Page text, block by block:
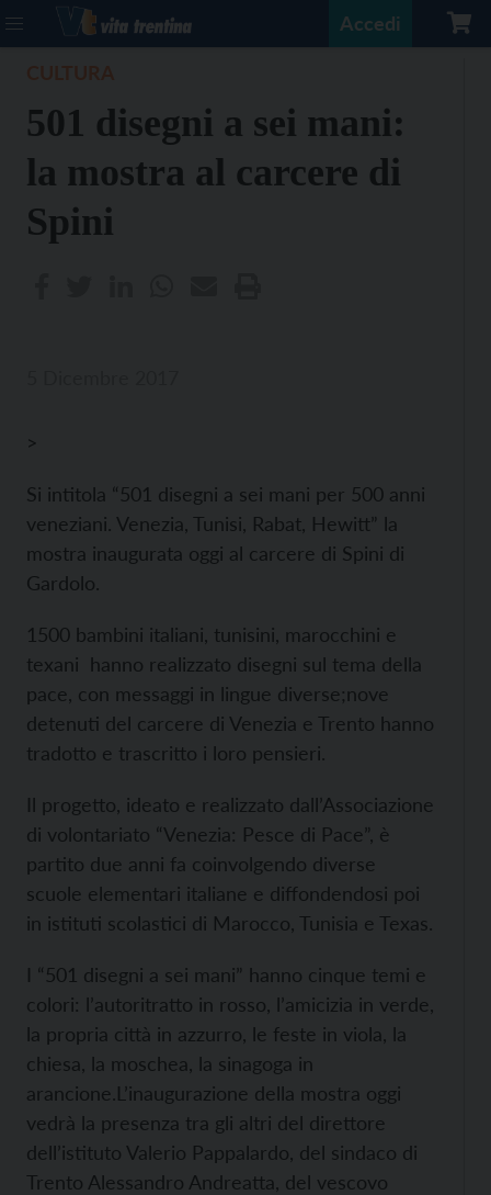
Accedi
501 disegni a sei mani:
la mostra al carcere di
Spini
>
Si intitola “501 disegni a sei mani per 500 anni
veneziani. Venezia, Tunisi, Rabat, Hewitt” la
mostra inaugurata oggi al carcere di Spini di
Gardolo.
1500 bambini italiani, tunisini, marocchini e
texani hanno realizzato disegni sul tema della
pace, con messaggi in lingue diverse;nove
detenuti del carcere di Venezia e Trento hanno
tradotto e trascritto i loro pensieri.
Il progetto, ideato e realizzato dall’Associazione
di volontariato “Venezia: Pesce di Pace”, è
partito due anni fa coinvolgendo diverse
scuole elementari italiane e diffondendosi poi
in istituti scolastici di Marocco, Tunisia e Texas.
I “501 disegni a sei mani” hanno cinque temi e
colori: l’autoritratto in rosso, l’amicizia in verde,
la propria città in azzurro, le feste in viola, la
chiesa, la moschea, la sinagoga in
arancione.L’inaugurazione della mostra oggi
vedrà la presenza tra gli altri del direttore
dell’istituto Valerio Pappalardo, del sindaco di
Trento Alessandro Andreatta, del vescovo